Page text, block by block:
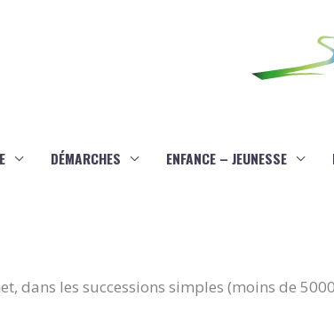
DÉMARCHES ENFANCE – JEUNESSE
dans les successions simples (moins de